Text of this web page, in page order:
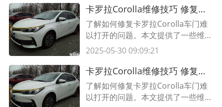
卡罗拉Corolla维修技巧 修复车门难以打开问题
了解如何修复卡罗拉Corolla车门难
以打开的问题。本文提供了一些维修
技巧和解决方案，帮助您迅速解决这
2025-05-30 09:09:21
卡罗拉Corolla维修技巧 修复车门难以打开问题
了解如何修复卡罗拉Corolla车门难
以打开的问题。本文提供了一些维修